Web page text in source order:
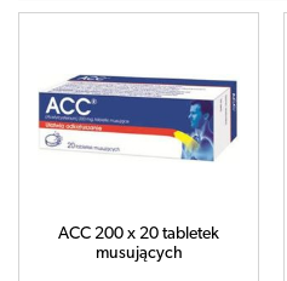
ACC 200 x 20 tabletek
musujących